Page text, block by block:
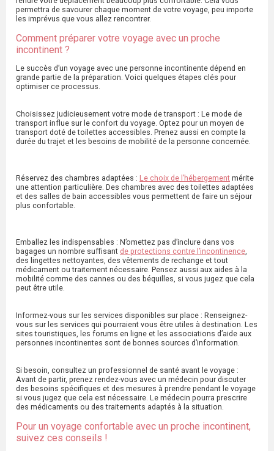
permettra de savourer chaque moment de votre voyage, peu importe
les imprévus que vous allez rencontrer.
Comment préparer votre voyage avec un proche
incontinent ?
Le succès d’un voyage avec une personne incontinente dépend en
grande partie de la préparation. Voici quelques étapes clés pour
optimiser ce processus.
Choisissez judicieusement votre mode de transport : Le mode de
transport influe sur le confort du voyage. Optez pour un moyen de
transport doté de toilettes accessibles. Prenez aussi en compte la
durée du trajet et les besoins de mobilité de la personne concernée.
Réservez des chambres adaptées : Le choix de l’hébergement mérite
une attention particulière. Des chambres avec des toilettes adaptées
et des salles de bain accessibles vous permettent de faire un séjour
plus confortable.
Emballez les indispensables : N’omettez pas d’inclure dans vos
bagages un nombre suffisant de protections contre l’incontinence,
des lingettes nettoyantes, des vêtements de rechange et tout
médicament ou traitement nécessaire. Pensez aussi aux aides à la
mobilité comme des cannes ou des béquilles, si vous jugez que cela
peut être utile.
Informez-vous sur les services disponibles sur place : Renseignez-
vous sur les services qui pourraient vous être utiles à destination. Les
sites touristiques, les forums en ligne et les associations d’aide aux
personnes incontinentes sont de bonnes sources d’information.
Si besoin, consultez un professionnel de santé avant le voyage :
Avant de partir, prenez rendez-vous avec un médecin pour discuter
des besoins spécifiques et des mesures à prendre pendant le voyage
si vous jugez que cela est nécessaire. Le médecin pourra prescrire
des médicaments ou des traitements adaptés à la situation.
Pour un voyage confortable avec un proche incontinent,
suivez ces conseils !